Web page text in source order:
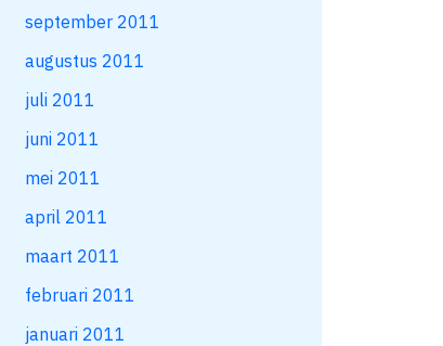
september 2011
augustus 2011
juli 2011
juni 2011
mei 2011
april 2011
maart 2011
februari 2011
januari 2011